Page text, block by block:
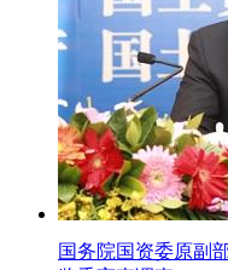
国务院国资委原副